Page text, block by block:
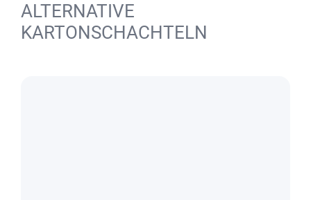
ALTERNATIVE
KARTONSCHACHTELN